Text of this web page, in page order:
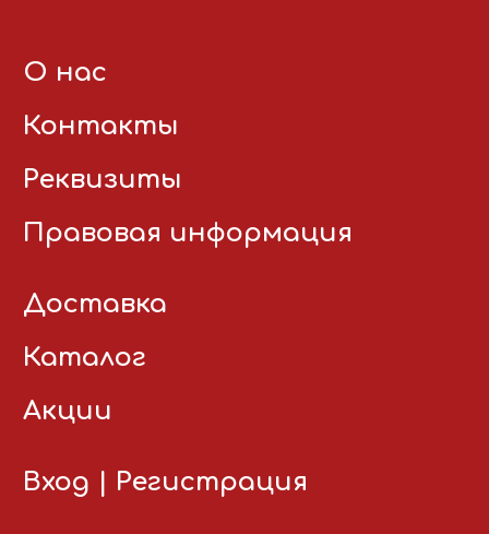
О нас
Контакты
Реквизиты
Правовая информация
Доставка
Каталог
Акции
Вход Регистрация